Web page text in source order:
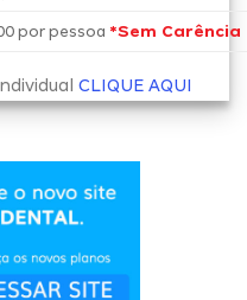
por pessoa *Sem Carência
CLIQUE AQUI